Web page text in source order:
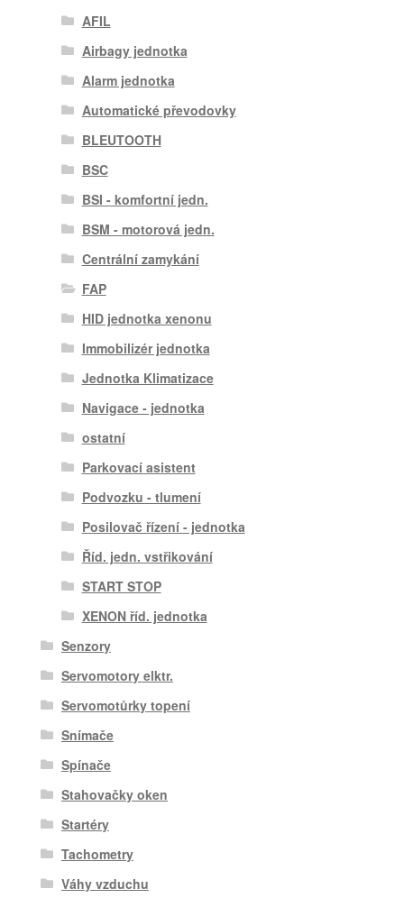
AFIL
Airbagy jednotka
Alarm jednotka
Automatické převodovky
BLEUTOOTH
BSC
BSI - komfortní jedn.
BSM - motorová jedn.
Centrální zamykání
FAP
HID jednotka xenonu
Immobilizér jednotka
Jednotka Klimatizace
Navigace - jednotka
ostatní
Parkovací asistent
Podvozku - tlumení
Posilovač řízení - jednotka
Říd. jedn. vstřikování
START STOP
XENON říd. jednotka
Senzory
Servomotory elktr.
Servomotůrky topení
Snímače
Spínače
Stahovačky oken
Startéry
Tachometry
Váhy vzduchu